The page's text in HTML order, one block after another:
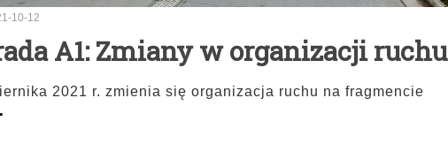
10-12
A1: Zmiany w organizacji ruchu
2021 r. zmienia się organizacja ruchu na fragmencie